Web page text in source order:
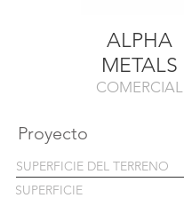
ALPHA
METALS
COMERCIAL
Proyecto
SUPERFICIE DEL TERRENO
SUPERFICIE